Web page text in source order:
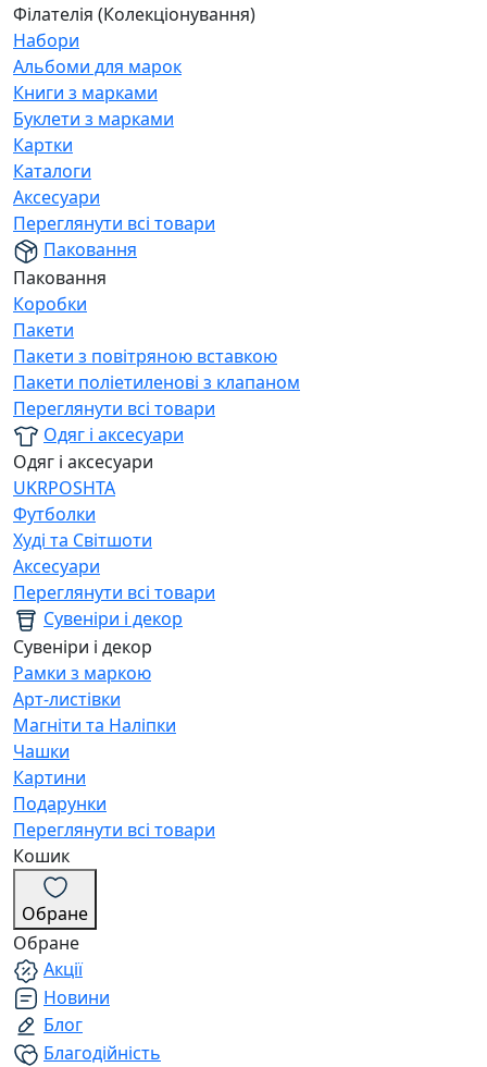
Філателія (Колекціонування)
Набори
Альбоми для марок
Книги з марками
Буклети з марками
Картки
Каталоги
Аксесуари
Переглянути всі товари
Паковання
Паковання
Коробки
Пакети
Пакети з повітряною вставкою
Пакети поліетиленові з клапаном
Переглянути всі товари
Одяг і аксесуари
Одяг і аксесуари
UKRPOSHTA
Футболки
Худі та Світшоти
Аксесуари
Переглянути всі товари
Сувеніри і декор
Сувеніри і декор
Рамки з маркою
Арт-листівки
Магніти та Наліпки
Чашки
Картини
Подарунки
Переглянути всі товари
Кошик
Обране
Обране
Акції
Новини
Блог
Благодійність